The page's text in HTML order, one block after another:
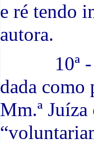
e ré tendo
autora.
10ª -
dada como
Mm.ª